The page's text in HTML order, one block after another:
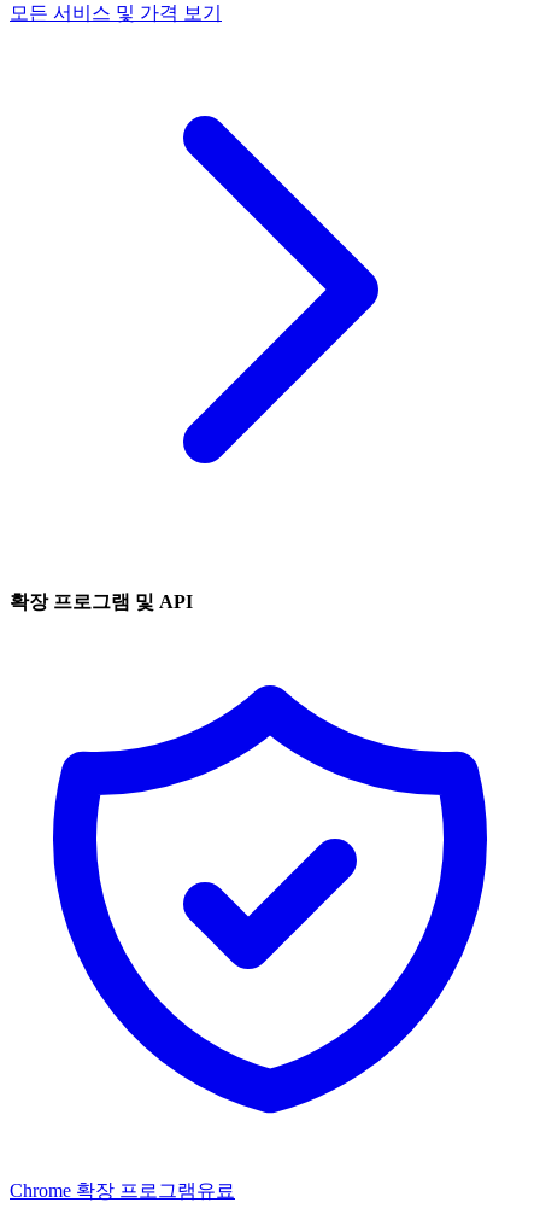
모든 서비스 및 가격 보기
확장 프로그램 및 API
Chrome 확장 프로그램유료